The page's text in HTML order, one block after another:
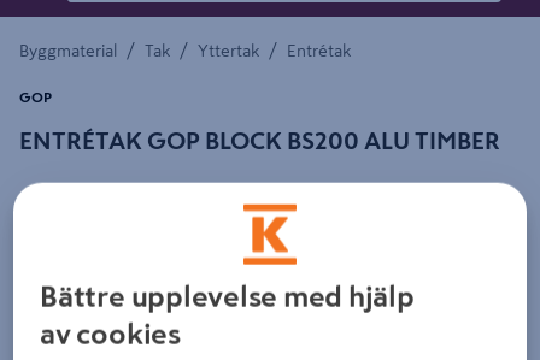
Byggmaterial / Tak / Yttertak / Entrétak
ENTRÉTAK GOP BLOCK BS200 ALU TIMBER
GOP
Detaljerad beskrivning finns i produktbeskrivningsområdet
Bättre upplevelse med hjälp
av cookies